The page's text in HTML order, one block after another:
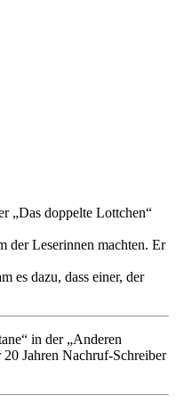
„Das doppelte Lottchen“
der Leserinnen machten. Er
es dazu, dass einer, der
in der „Anderen
Jahren Nachruf-Schreiber